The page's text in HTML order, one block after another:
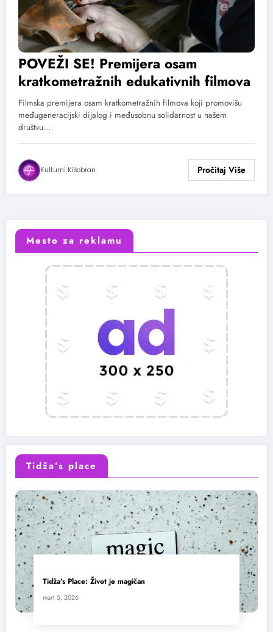
POVEŽI SE! Premijera osam
kratkometražnih edukativnih filmova
Filmska premijera osam kratkometražnih filmova koji promovišu
međugeneracijski dijalog i međusobnu solidarnost u našem
društvu…
Kulturni Kišobran
Mesto za reklamu
Tidža’s place
Tidža’s Place: Život je magičan
mart 5, 2026